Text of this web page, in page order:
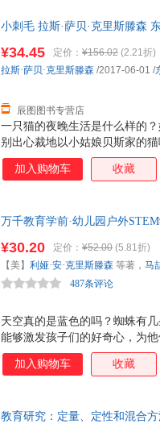
小刺毛 拉斯·萨贝·克里斯滕森
一只猫的夜晚生活是什么样的
别出心裁地以小姑娘贝斯家的
人道晚安（对猫咪来说是早安
对呢）的问候结束，为我们解
¥34.45 定价： ¥156.02 (2.21折)
辰图图书专营店
拉斯·萨贝·克里斯滕森 /2017-06-01 /
加入购物车 收藏
万千教育学前·幼儿园户外
习
天空真的是蓝色的吗？蜘蛛有
能够激发孩子们的好奇心，为
愉悦的学习体验。 对于想要开
STEM学习》提供了多种实用
动和项目活动；将教师主导的
¥30.20 定价： ¥52.00 (5.81折)
487条评论
【美】 利娅·安·克里斯滕森 等著， 马
加入购物车 收藏
教育研究：定量、定性和混合